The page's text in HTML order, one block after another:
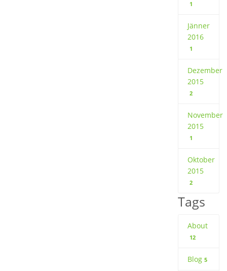
1
Jänner
2016
1
Dezember
2015
2
November
2015
1
Oktober
2015
2
Tags
About
12
Blog 5